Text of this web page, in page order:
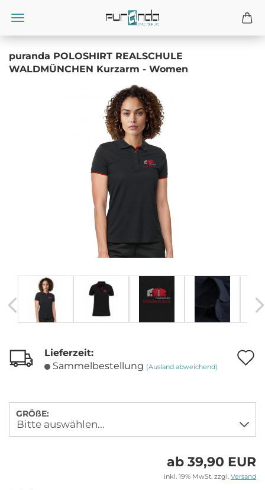
puranda POLOSHIRT REALSCHULE
WALDMÜNCHEN Kurzarm - Women
Lieferzeit:
Sammelbestellung (Ausland abweichend)
GRÖßE:
ab 39,90 EUR
inkl. 19% MwSt. zzgl. Versand